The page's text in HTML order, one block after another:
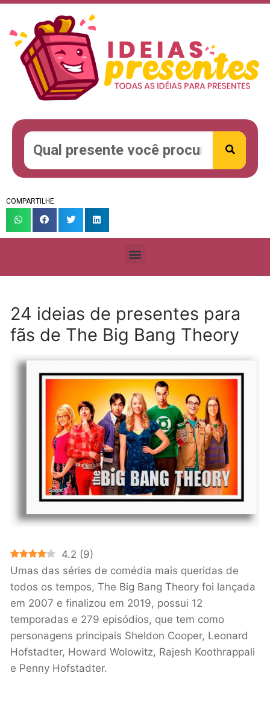
COMPARTILHE
24 ideias de presentes para
fãs de The Big Bang Theory
4.2 (9)
Umas das séries de comédia mais queridas de
todos os tempos, The Big Bang Theory foi lançada
em 2007 e finalizou em 2019, possui 12
temporadas e 279 episódios, que tem como
personagens principais Sheldon Cooper, Leonard
Hofstadter, Howard Wolowitz, Rajesh Koothrappali
e Penny Hofstadter.